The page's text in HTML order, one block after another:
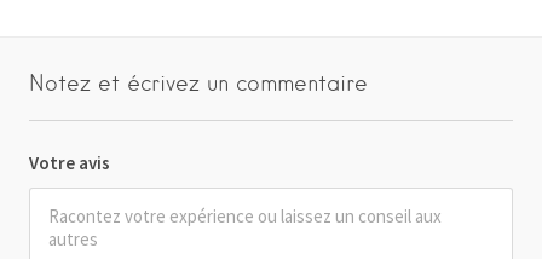
Notez et écrivez un commentaire
Votre avis